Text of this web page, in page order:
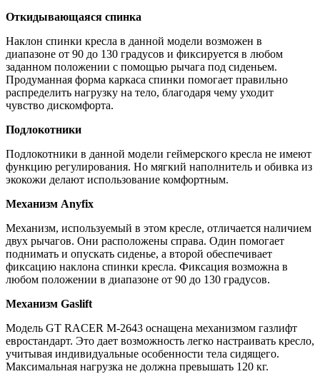
Откидывающаяся спинка
Наклон спинки кресла в данной модели возможен в
диапазоне от 90 до 130 градусов и фиксируется в любом
заданном положении с помощью рычага под сиденьем.
Продуманная форма каркаса спинки помогает правильно
распределить нагрузку на тело, благодаря чему уходит
чувство дискомфорта.
Подлокотники
Подлокотники в данной модели геймерского кресла не имеют
функцию регулирования. Но мягкий наполнитель и обивка из
экокожи делают использование комфортным.
Механизм Anyfix
Механизм, используемый в этом кресле, отличается наличием
двух рычагов. Они расположены справа. Один помогает
поднимать и опускать сиденье, а второй обеспечивает
фиксацию наклона спинки кресла. Фиксация возможна в
любом положении в диапазоне от 90 до 130 градусов.
Механизм Gaslift
Модель GT RACER M-2643 оснащена механизмом газлифт
евростандарт. Это дает возможность легко настраивать кресло,
учитывая индивидуальные особенности тела сидящего.
Максимальная нагрузка не должна превышать 120 кг.